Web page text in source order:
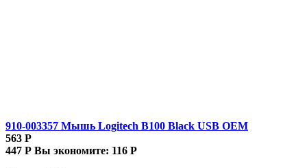
910-003357 Мышь Logitech B100 Black USB OEM
563 Р
447 Р Вы экономите: 116 Р